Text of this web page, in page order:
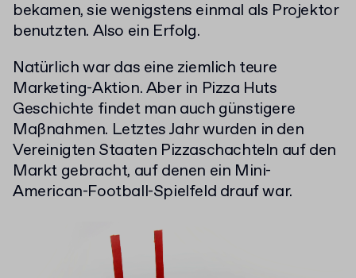
bekamen, sie wenigstens einmal als Projektor
benutzten. Also ein Erfolg.
Natürlich war das eine ziemlich teure
Marketing-Aktion. Aber in Pizza Huts
Geschichte findet man auch günstigere
Maßnahmen. Letztes Jahr wurden in den
Vereinigten Staaten Pizzaschachteln auf den
Markt gebracht, auf denen ein Mini-
American-Football-Spielfeld drauf war.